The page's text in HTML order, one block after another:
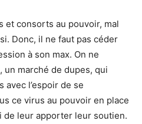
et consorts au pouvoir, mal
Donc, il ne faut pas céder
à son max. On ne
un marché de dupes, qui
avec l’espoir de se
ce virus au pouvoir en place
leur apporter leur soutien.